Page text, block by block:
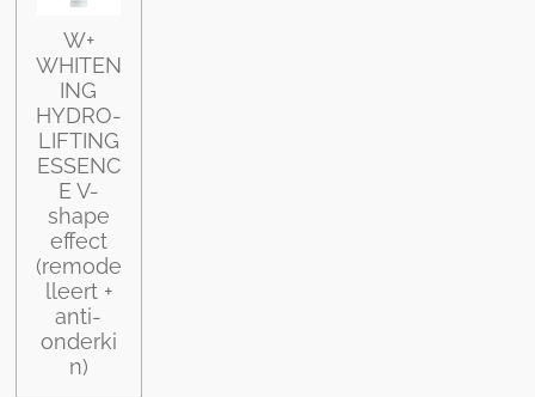
W+
WHITEN
ING
HYDRO-
LIFTING
ESSENC
E V-
shape
effect
(remode
lleert +
anti-
onderki
n)